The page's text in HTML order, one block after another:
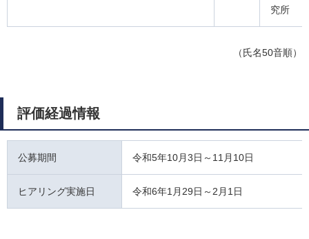
究所
（氏名50音順）
評価経過情報
公募期間 令和5年10月3日～11月10日
ヒアリング実施日 令和6年1月29日～2月1日